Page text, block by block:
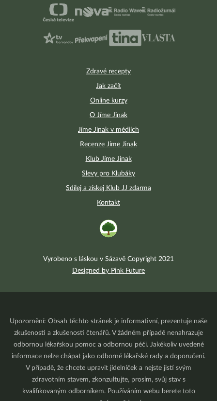
Zdravé recepty
Jak začít
Online kurzy
O Jíme Jinak
Jíme Jinak v médiích
Recenze Jíme Jinak
Klub Jíme Jinak
Slevy pro Klubáky
Sdílej a získej Klub JJ zdarma
Kontakt
Vyrobeno s láskou v Sázavě Copyright 2021
Designed by Pink Future
Upozornění: Obsah těchto stránek je informativní, prezentuje naše
zkušenosti a zkušenosti čtenářů. V žádném případě nenahrazuje
odbornou lékařskou pomoc a odbornou péči. Jakékoliv uvedené
informace nelze chápat jako odborné lékařské rady a doporučení.
V případě, že chcete upravit jídelníček a nejste jistí svým
zdravotním stavem, zkonzultujte, prosím, svůj stav s
kvalifikovaným odborníkem. Používáním webu berete toto